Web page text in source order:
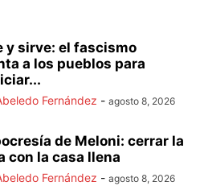
y sirve: el fascismo
a los pueblos para
Fernández - agosto 8, 2026
de Meloni: cerrar la
con la casa llena
Fernández - agosto 8, 2026